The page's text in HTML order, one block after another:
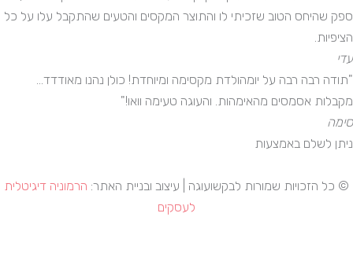
ספק שהיחס הטוב שזכיתי לו והתוצר המקסים והטעים שהתקבל עלו על כל
הציפיות.
עדי
"תודה רבה רבה על יומהולדת מקסימה ומיוחדת! כולן נהנו מאודדד...
מקבלות אסמסים מהאימהות. והעוגה טעימה וואו!"
סימה
ניתן לשלם באמצעות
© כל הזכויות שמורות לבקשועוגה | עיצוב ובניית האתר: הרמוניה דיגיטלית
לעסקים